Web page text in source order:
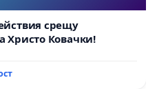
срещу
Христо Ковачки!